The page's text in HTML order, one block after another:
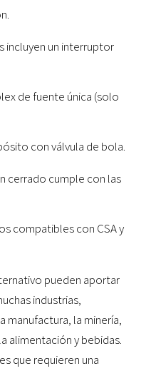
incluyen un interruptor
de fuente única (solo
con válvula de bola.
cerrado cumple con las
compatibles con CSA y
pueden aportar
industrias,
manufactura, la minería,
alimentación y bebidas.
que requieren una